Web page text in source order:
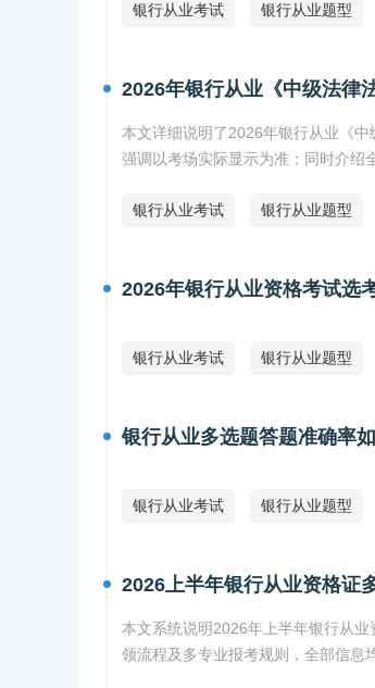
银行从业考试 银行从业题型
2026年银行从业《中级法律
本文详细说明了2026年银行从业《
强调以考场实际显示为准；同时介绍
银行从业考试 银行从业题型
2026年银行从业资格考试选
银行从业考试 银行从业题型
银行从业多选题答题准确率
银行从业考试 银行从业题型
2026上半年银行从业资格证
本文系统说明2026年上半年银行从
领流程及多专业报考规则，全部信息